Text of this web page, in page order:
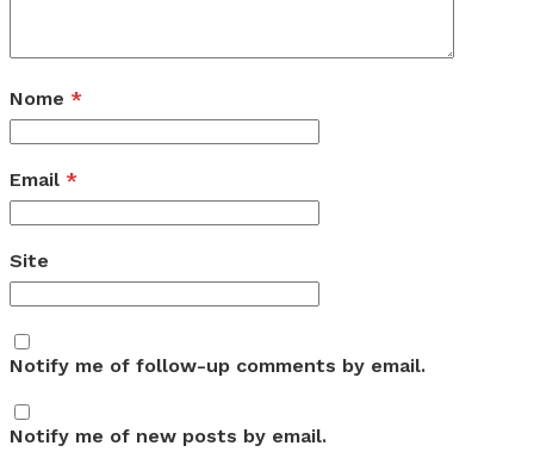
Nome *
Email *
Site
Notify me of follow-up comments by email.
Notify me of new posts by email.